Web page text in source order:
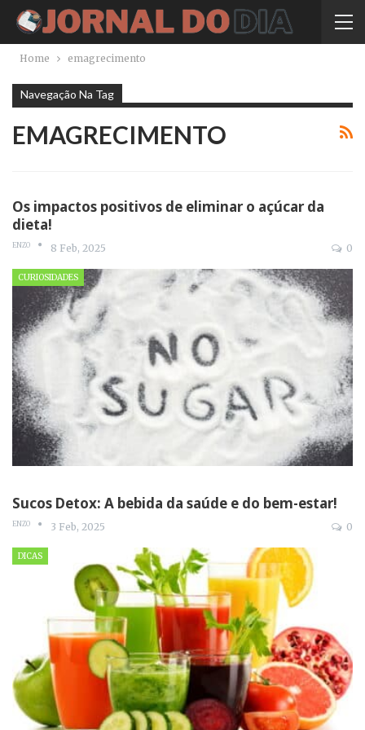
Home emagrecimento
Navegação Na Tag
EMAGRECIMENTO
Os impactos positivos de eliminar o açúcar da
dieta!
ENZO 8 Feb, 2025 0
CURIOSIDADES
Sucos Detox: A bebida da saúde e do bem-estar!
ENZO 3 Feb, 2025 0
DICAS